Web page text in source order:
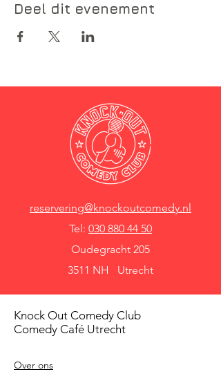
Deel dit evenement
reservering@knockoutcomedy.nl
Tel: 030 880 44 50
Oudegracht 205
3511 NH Utrecht
Knock Out Comedy Club
Comedy Café Utrecht
Over ons